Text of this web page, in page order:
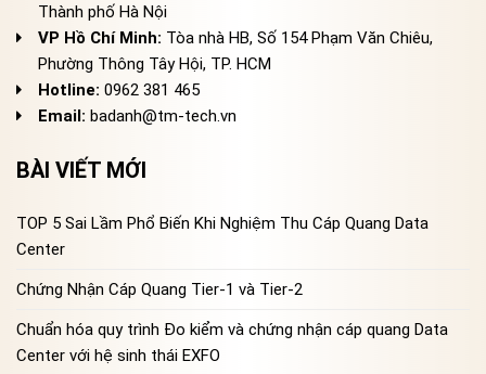
Thành phố Hà Nội
VP Hồ Chí Minh: Tòa nhà HB, Số 154 Phạm Văn Chiêu,
Phường Thông Tây Hội, TP. HCM
Hotline: 0962 381 465
Email: badanh@tm-tech.vn
BÀI VIẾT MỚI
TOP 5 Sai Lầm Phổ Biến Khi Nghiệm Thu Cáp Quang Data
Center
Chứng Nhận Cáp Quang Tier-1 và Tier-2
Chuẩn hóa quy trình Đo kiểm và chứng nhận cáp quang Data
Center với hệ sinh thái EXFO